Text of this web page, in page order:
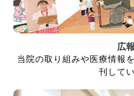
広
当院の取り組みや医療情報
刊して